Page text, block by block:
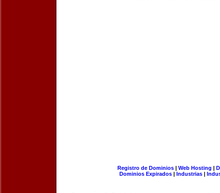
Registro de Dominios| Web Hosting |
Dominios Expirados | Industrias |